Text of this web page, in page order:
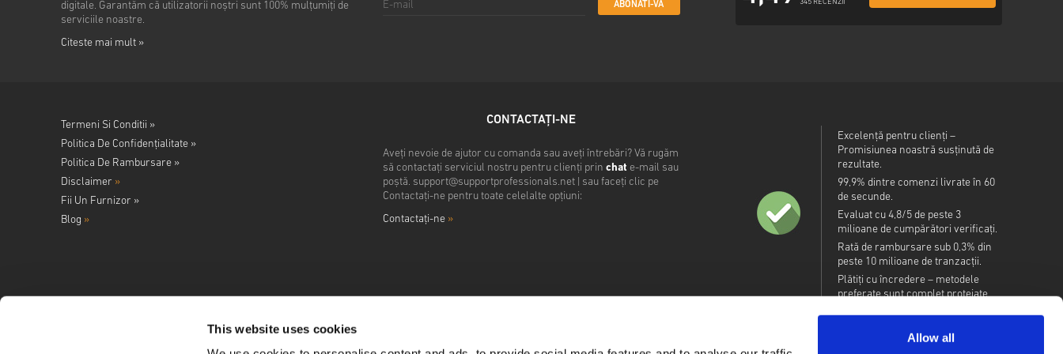
This website uses cookies
Allow all
digitale. Garantăm că utilizatorii noștri sunt 100% mulțumiți de
serviciile noastre.
Citeste mai mult »
ABONATI-VA 345 RECENZII
Termeni Si Conditii »
Politica De Confidențialitate »
Politica De Rambursare »
Disclaimer »
Fii Un Furnizor »
Blog »
CONTACTAȚI-NE
Aveți nevoie de ajutor cu comanda sau aveți întrebări? Vă rugăm
să contactați serviciul nostru pentru clienți prin chat e-mail sau
poștă. support@supportprofessionals.net| sau faceți clic pe
Contactați-ne pentru toate celelalte opțiuni:
Contactaţi-ne »
Excelență pentru clienți –
Promisiunea noastră susținută de
rezultate.
99,9% dintre comenzi livrate în 60
de secunde.
Evaluat cu 4,8/5 de peste 3
milioane de cumpărători verificați.
Rată de rambursare sub 0,3% din
peste 10 milioane de tranzacții.
Plătiți cu încredere – metodele
preferate sunt complet protejate.